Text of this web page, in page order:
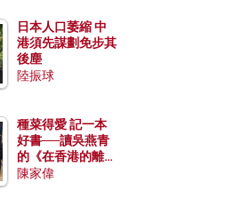
日本人口萎縮 中
港須先謀劃免步其
後塵
陸振球
種菜得愛 記一本
好書──讀吳燕青
的《在香港的離島
種菜》
陳家偉